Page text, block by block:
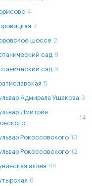
4
7
шоссе 2
сад 8
сад 3
5
Адмирала Ушакова 3
Дмитрия
14
Рокоссовского 13
Рокоссовского 12
аллея 44
6